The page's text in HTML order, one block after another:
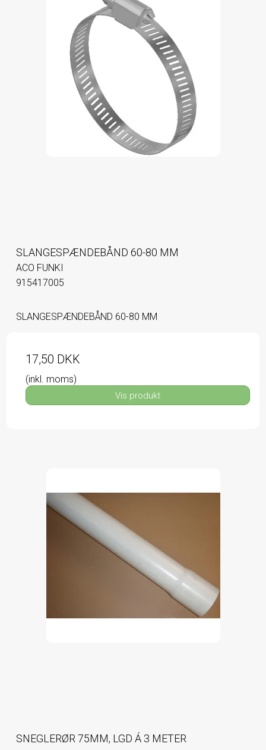
SLANGESPÆNDEBÅND 60-80 MM
ACO FUNKI
915417005
SLANGESPÆNDEBÅND 60-80 MM
17,50 DKK
(inkl. moms)
Vis produkt
SNEGLERØR 75MM, LGD Á 3 METER